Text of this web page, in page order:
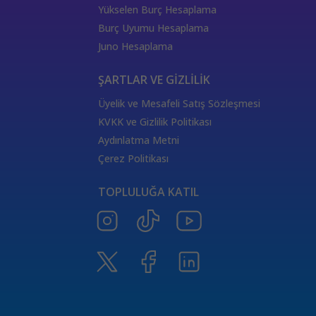
burçların elementleri
değişken
yükselen burçların özellikleri
Satürn Balık burcunda
ThetaHealing seansı
Tarot Destesi
Venüs burcu
Satürn burcu
Aşıklar Tarot Kartı
Güneş Tarot Sağlık Anlamı
Merkür Oğlak burcunda
Ay Tarot Sağlık Anlamı
Değnek Üçlüsü Anlamı
Denge kartı anlamı
Yükselen Burç Hesaplama
Burç Uyumu Hesaplama
Juno Hesaplama
ŞARTLAR VE GİZLİLİK
Üyelik ve Mesafeli Satış Sözleşmesi
KVKK ve Gizlilik Politikası
Aydınlatma Metni
Çerez Politikası
TOPLULUĞA KATIL